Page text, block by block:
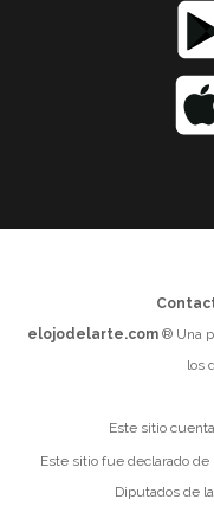
elojodelarte.com® Una
los
Este sitio
Este sitio fue declarado
Diputados de